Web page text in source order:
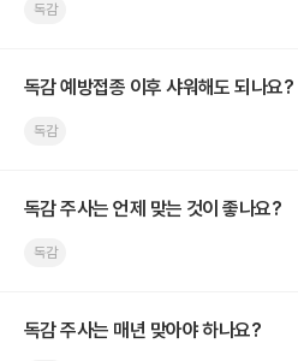
독감
독감 예방접종 이후 샤워해도 되나요?
독감
독감 주사는 언제 맞는 것이 좋나요?
독감
독감 주사는 매년 맞아야 하나요?